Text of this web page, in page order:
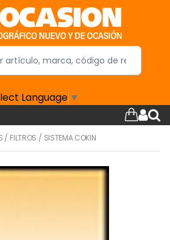
Language ▼
/ FILTROS / SISTEMA COKIN